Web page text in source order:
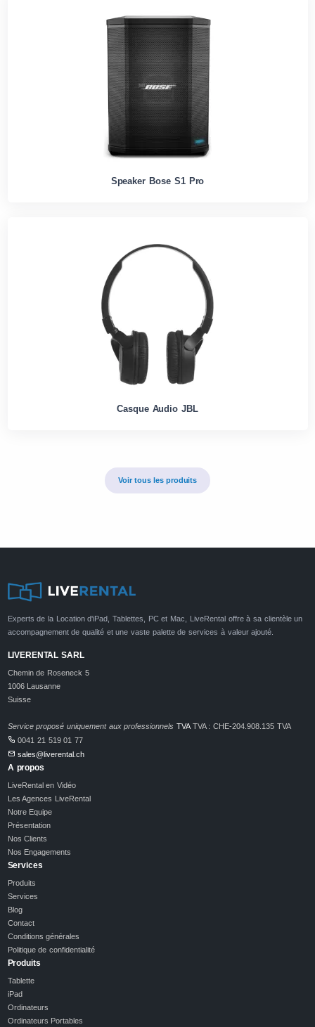
Speaker Bose S1 Pro
Casque Audio JBL
Voir tous les produits
Experts de la Location d'iPad, Tablettes, PC et Mac, LiveRental offre à sa clientèle un
accompagnement de qualité et une vaste palette de services à valeur ajouté.
LIVERENTAL SARL
Chemin de Roseneck 5
1006 Lausanne
Suisse
Service proposé uniquement aux professionnels TVATVA : CHE-204.908.135 TVA
0041 21 519 01 77
sales@liverental.ch
A propos
LiveRental en Vidéo
Les Agences LiveRental
Notre Equipe
Présentation
Nos Clients
Nos Engagements
Services
Produits
Services
Blog
Contact
Conditions générales
Politique de confidentialité
Produits
Tablette
iPad
Ordinateurs
Ordinateurs Portables